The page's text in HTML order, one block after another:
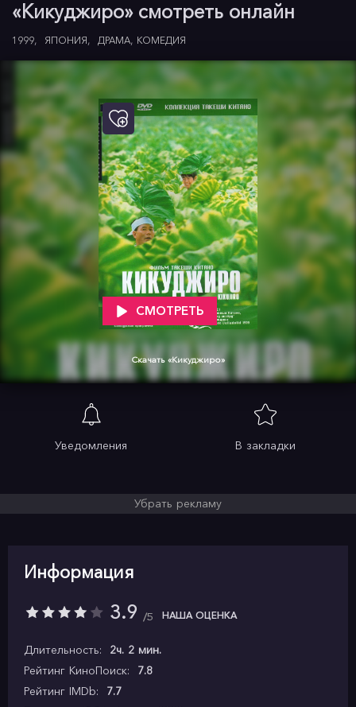
«Кикуджиро» смотреть онлайн
1999 ЯПОНИЯ ДРАМА КОМЕДИЯ
СМОТРЕТЬ
Скачать «Кикуджиро»
Уведомления В закладки
Убрать рекламу
Информация
3.9 5 НАША ОЦЕНКА
Длительность:
2ч. 2 мин.
Рейтинг КиноПоиск:
7.8
Рейтинг IMDb:
7.7